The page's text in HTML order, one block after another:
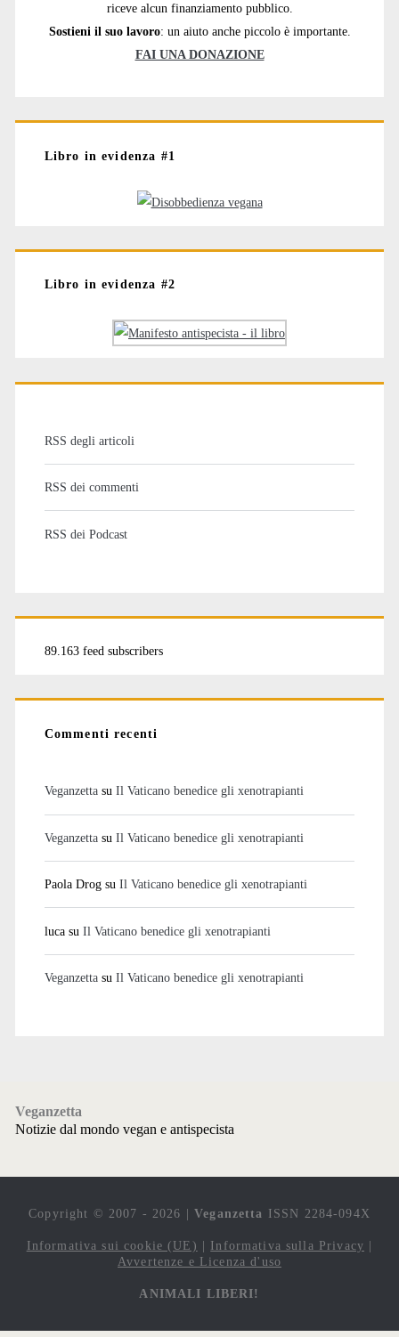
riceve alcun finanziamento pubblico.
Sostieni il suo lavoro: un aiuto anche piccolo è importante.
FAI UNA DONAZIONE
Libro in evidenza #1
Libro in evidenza #2
RSS degli articoli
RSS dei commenti
RSS dei Podcast
89.163 feed subscribers
Commenti recenti
Veganzettasu Il Vaticano benedice gli xenotrapianti
Veganzettasu Il Vaticano benedice gli xenotrapianti
Paola Drogsu Il Vaticano benedice gli xenotrapianti
lucasu Il Vaticano benedice gli xenotrapianti
Veganzettasu Il Vaticano benedice gli xenotrapianti
Veganzetta
Notizie dal mondo vegan e antispecista
Copyright © 2007 - 2026 |Veganzetta ISSN 2284-094X
Informativa sui cookie (UE) | Informativa sulla Privacy |
Avvertenze e Licenza d'uso
ANIMALI LIBERI!